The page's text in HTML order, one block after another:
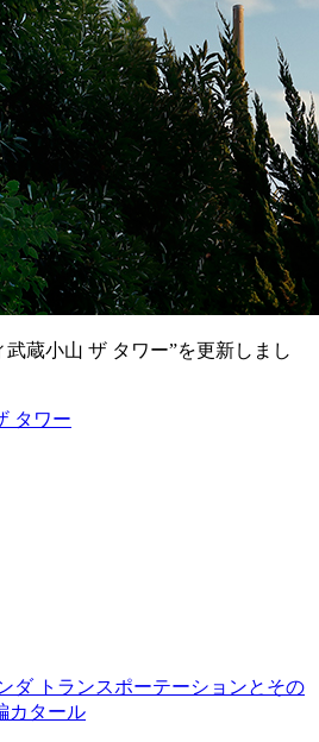
蔵小山 ザ タワー”を更新しまし
タワー
ダ トランスポーテーションとその
カタール